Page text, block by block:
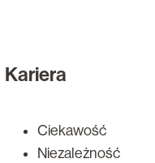
Kariera
Ciekawość
Niezależność